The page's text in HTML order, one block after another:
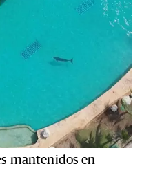
mantenidos en